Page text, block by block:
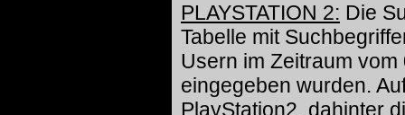
PLAYSTATION 2: Die
Tabelle mit
Usern im Zeitraum
eingegeben wurden.
PlayStation2, dahinter